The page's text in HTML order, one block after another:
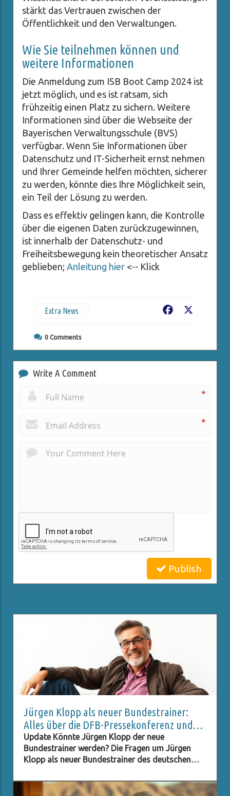
stärkt das Vertrauen zwischen der
Öffentlichkeit und den Verwaltungen.
Wie Sie teilnehmen können und
weitere Informationen
Die Anmeldung zum ISB Boot Camp 2024 ist
jetzt möglich, und es ist ratsam, sich
frühzeitig einen Platz zu sichern. Weitere
Informationen sind über die Webseite der
Bayerischen Verwaltungsschule (BVS)
verfügbar. Wenn Sie Informationen über
Datenschutz und IT-Sicherheit ernst nehmen
und Ihrer Gemeinde helfen möchten, sicherer
zu werden, könnte dies Ihre Möglichkeit sein,
ein Teil der Lösung zu werden.
Dass es effektiv gelingen kann, die Kontrolle
über die eigenen Daten zurückzugewinnen,
ist innerhalb der Datenschutz- und
Freiheitsbewegung kein theoretischer Ansatz
geblieben; Anleitung hier <-- Klick
Extra News Facebook
0 Comments
Write A Comment
*
*
Publish
Jürgen Klopp als neuer Bundestrainer:
Alles über die DFB-Pressekonferenz und
Live-Stream
Update Könnte Jürgen Klopp der neue
Bundestrainer werden? Die Fragen um Jürgen
Klopp als neuer Bundestrainer des deutschen
Fans sind neugierig darauf, ob dieser Schritt
Realität wird. Klopp, bekannt für seinen